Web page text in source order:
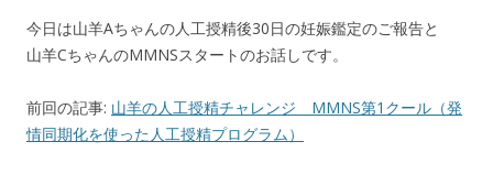
今日は山羊Aちゃんの人工授精後30日の妊娠鑑定のご報告と
山羊CちゃんのMMNSスタートのお話しです。
前回の記事: 山羊の人工授精チャレンジ MMNS第1クール（発
情同期化を使った人工授精プログラム）